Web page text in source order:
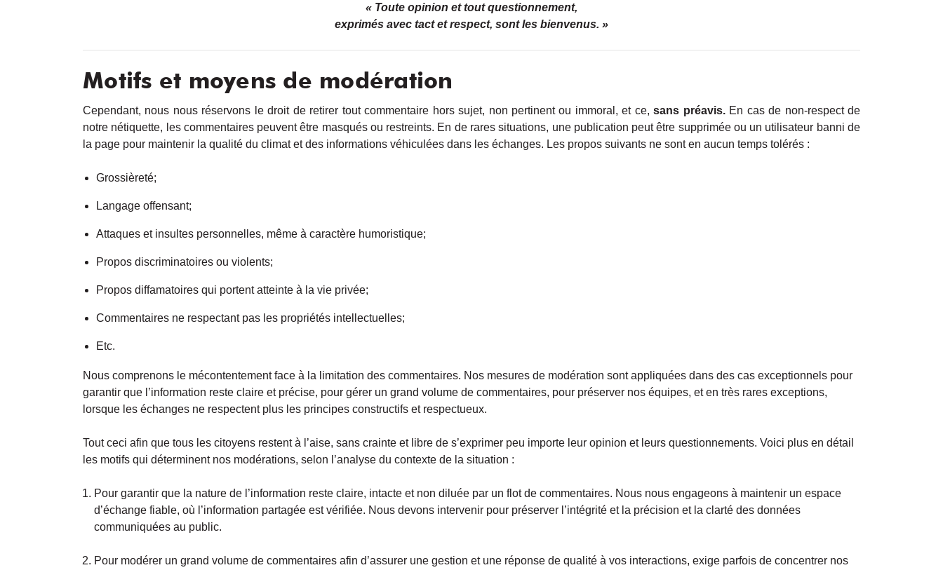
« Toute opinion et tout questionnement,
exprimés avec tact et respect, sont les bienvenus. »
Motifs et moyens de modération
Cependant, nous nous réservons le droit de retirer tout commentaire hors sujet, non pertinent ou immoral, et ce,sans préavis. En cas de non-respect de
notre nétiquette, les commentaires peuvent être masqués ou restreints. En de rares situations, une publication peut être supprimée ou un utilisateur banni de
la page pour maintenir la qualité du climat et des informations véhiculées dans les échanges. Les propos suivants ne sont en aucun temps tolérés :
Grossièreté;
Langage offensant;
Attaques et insultes personnelles, même à caractère humoristique;
Propos discriminatoires ou violents;
Propos diffamatoires qui portent atteinte à la vie privée;
Commentaires ne respectant pas les propriétés intellectuelles;
Etc.
Nous comprenons le mécontentement face à la limitation des commentaires. Nos mesures de modération sont appliquées dans des cas exceptionnels pour
garantir que l’information reste claire et précise, pour gérer un grand volume de commentaires, pour préserver nos équipes, et en très rares exceptions,
lorsque les échanges ne respectent plus les principes constructifs et respectueux.
Tout ceci afin que tous les citoyens restent à l’aise, sans crainte et libre de s’exprimer peu importe leur opinion et leurs questionnements. Voici plus en détail
les motifs qui déterminent nos modérations, selon l’analyse du contexte de la situation :
Pour garantir que la nature de l’information reste claire, intacte et non diluée par un flot de commentaires. Nous nous engageons à maintenir un espace
d’échange fiable, où l’information partagée est vérifiée. Nous devons intervenir pour préserver l’intégrité et la précision et la clarté des données
communiquées au public.
Pour modérer un grand volume de commentaires afin d’assurer une gestion et une réponse de qualité à vos interactions, exige parfois de concentrer nos